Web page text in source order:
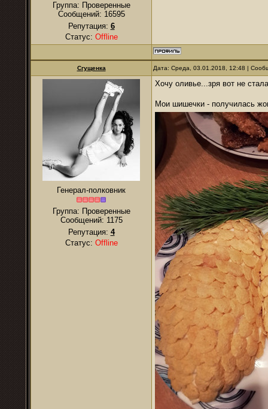
Группа: Проверенные
Сообщений: 16595
Репутация: 6
Статус: Offline
Сгущенка Дата: Среда, 03.01.2018, 12:48 |
Генерал-полковник
Группа: Проверенные
Сообщений: 1175
Репутация: 4
Статус: Offline
Хочу оливье...зря вот не
Мои шишечки - получилась